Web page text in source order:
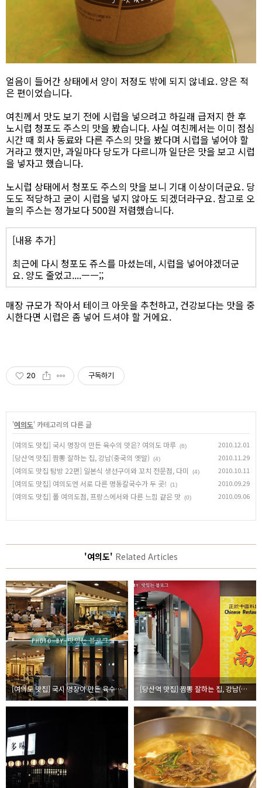
얼음이 들어간 상태에서 양이 저정도 밖에 되지 않네요. 양은 적
은 편이었습니다.
여친께서 맛도 보기 전에 시럽을 넣으려고 하길래 급저지 한 후
노시럽 청포도 주스의 맛을 봤습니다. 사실 여친께서는 이미 점심
시간 때 회사 동료와 다른 주스의 맛을 봤다며 시럽을 넣어야 할
거라고 했지만, 과일마다 당도가 다르니까 일단은 맛을 보고 시럽
을 넣자고 했습니다.
노시럽 상태에서 청포도 주스의 맛을 보니 기대 이상이더군요. 당
도도 적당하고 굳이 시럽을 넣지 않아도 되겠더라구요. 참고로 오
늘의 주스는 정가보다 500원 저렴했습니다.
[내용 추가]
최근에 다시 청포도 쥬스를 마셨는데, 시럽을 넣어야겠더군
요. 양도 줄었고....ㅡㅡ;;
매장 규모가 작아서 테이크 아웃을 추천하고, 건강보다는 맛을 중
시한다면 시럽은 좀 넣어 드셔야 할 거에요.
20 구독하기
'여의도' 카테고리의 다른 글
[여의도 맛집] 국시 명장이 만든 육수의 맛은? 여의도 마루 (6) 2010.12.01
[당산역 맛집] 짬뽕 잘하는 집, 강남(중국의 옛말) (4) 2010.11.29
[여의도 맛집 탐방 22편] 일본식 생선구이와 꼬치 전문점, 다미 (4) 2010.10.11
[여의도 맛집] 여의도엔 서로 다른 명동칼국수가 두 곳! (1) 2010.09.29
[여의도 맛집] 폴 여의도점, 프랑스에서와 다른 느낌 같은 맛 (0) 2010.09.06
'여의도' Related Articles
[여의도 맛집] 국시 명장이 만든 육수의 맛은? 여의도 마루 [당산역 맛집] 짬뽕 잘하는 집, 강남(중국의 옛말)